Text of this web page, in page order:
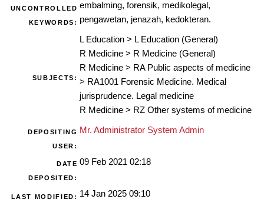
UNCONTROLLED
KEYWORDS:
embalming, forensik, medikolegal,
pengawetan, jenazah, kedokteran.
SUBJECTS:
L Education> L Education (General)
R Medicine> R Medicine (General)
R Medicine> RA Public aspects of medicine
> RA1001 Forensic Medicine. Medical
jurisprudence. Legal medicine
R Medicine> RZ Other systems of medicine
DEPOSITING
USER:
Mr. Administrator System Admin
DATE
DEPOSITED:
09 Feb 2021 02:18
LAST MODIFIED: 14 Jan 2025 09:10